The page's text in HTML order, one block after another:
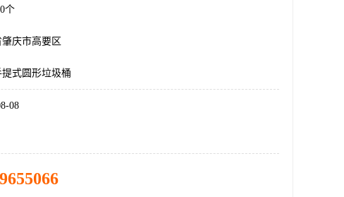
个
肇庆市高要区
式圆形垃圾桶
08